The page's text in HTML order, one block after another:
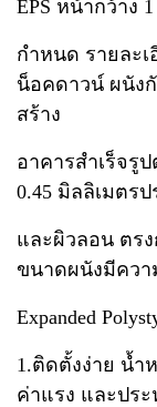
EPS หน้ากว้าง
กำหนด รายละ
น็อคดาวน์ ผนัง
สร้าง
อาคารสำเร็จรู
0.45 มิลลิเมตร
และผิวลอน ตร
ขนาดผนังมีควา
Expanded
1.ติดตั้งง่าย น้ำ
ค่าแรง และประ